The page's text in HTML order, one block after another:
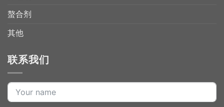
螯合剂
其他
联系我们